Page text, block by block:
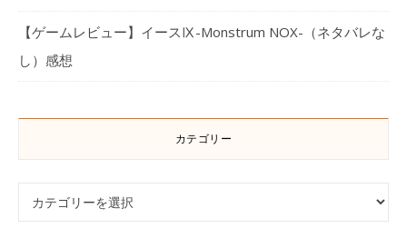
【ゲームレビュー】イースⅨ-Monstrum NOX-（ネタバレな
し）感想
カテゴリー
カテゴリー